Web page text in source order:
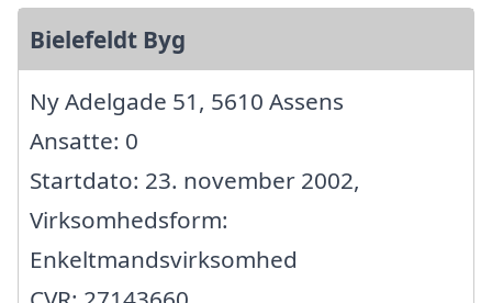
Bielefeldt Byg
Ny Adelgade 51, 5610 Assens
Ansatte: 0
Startdato: 23. november 2002,
Virksomhedsform:
Enkeltmandsvirksomhed